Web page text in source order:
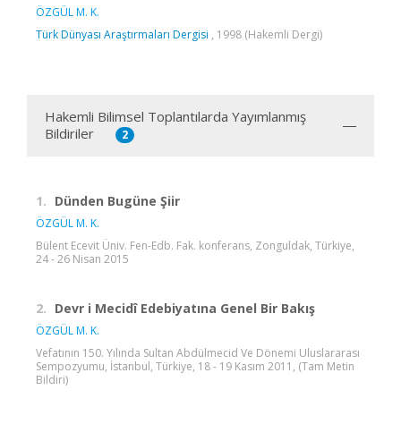
ÖZGÜL M. K.
Türk Dünyası Araştırmaları Dergisi , 1998 (Hakemli Dergi)
Hakemli Bilimsel Toplantılarda Yayımlanmış
Bildiriler
2
1. Dünden Bugüne Şiir
ÖZGÜL M. K.
Bülent Ecevit Üniv. Fen-Edb. Fak. konferans, Zonguldak, Türkiye,
24 - 26 Nisan 2015
2. Devr i Mecidî Edebiyatına Genel Bir Bakış
ÖZGÜL M. K.
Vefatının 150. Yılında Sultan Abdülmecid Ve Dönemi Uluslararası
Sempozyumu, İstanbul, Türkiye, 18 - 19 Kasım 2011, (Tam Metin
Bildiri)